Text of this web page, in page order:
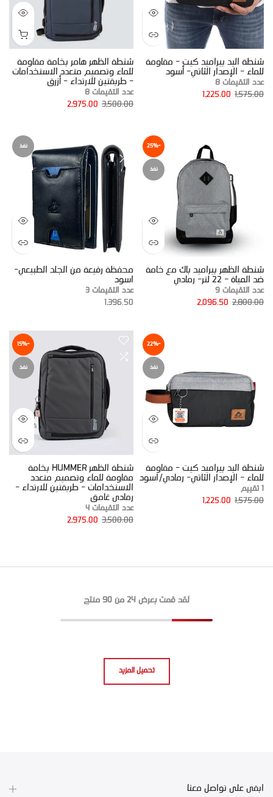
شنطة اليد بيراميد كيت - مقاومة
للماء - الإصدار الثاني- أسود
عدد التقيمات 8
1,575.00
1,225.00
شنطة الظهر هامر بخامة مقاومة
للماء وتصميم متعدد الاستخدامات
- طريقتين للارتداء - أزرق
عدد التقيمات 8
3,500.00
2,975.00
-25%
نفذ
شنطة الظهر بيراميد باك مع خامة
ضد المياة - 22 لتر- رمادي
عدد التقيمات 9
2,800.00
2,096.50
نفذ
محفظة رفيعة من الجلد الطبيعي-
اسود
عدد التقيمات 3
1,396.50
-22%
نفذ
شنطة اليد بيراميد كيت - مقاومة
للماء - الإصدار الثاني- رمادي/اسود
1 تقييم
1,575.00
1,225.00
-15%
نفذ
شنطة الظهر HUMMER بخامة
مقاومة للماء وتصميم متعدد
الاستخدامات - طريقتين للارتداء -
رمادى غامق
عدد التقيمات 4
3,500.00
2,975.00
لقد قمت بعرض24من 90 منتج
تحميل المزيد
ابقى على تواصل معنا